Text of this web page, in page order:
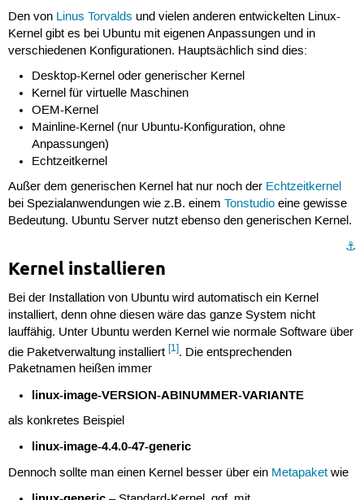
Den von Linus Torvalds und vielen anderen entwickelten Linux-
Kernel gibt es bei Ubuntu mit eigenen Anpassungen und in
verschiedenen Konfigurationen. Hauptsächlich sind dies:
Desktop-Kernel oder generischer Kernel
Kernel für virtuelle Maschinen
OEM-Kernel
Mainline-Kernel (nur Ubuntu-Konfiguration, ohne
Anpassungen)
Echtzeitkernel
Außer dem generischen Kernel hat nur noch der Echtzeitkernel
bei Spezialanwendungen wie z.B. einem Tonstudioeine gewisse
Bedeutung. Ubuntu Server nutzt ebenso den generischen Kernel.
⚓︎
Kernel installieren
Bei der Installation von Ubuntu wird automatisch ein Kernel
installiert, denn ohne diesen wäre das ganze System nicht
lauffähig. Unter Ubuntu werden Kernel wie normale Software über
die Paketverwaltung installiert [1]. Die entsprechenden
Paketnamen heißen immer
linux-image-VERSION-ABINUMMER-VARIANTE
als konkretes Beispiel
linux-image-4.4.0-47-generic
Dennoch sollte man einen Kernel besser über ein Metapaketwie